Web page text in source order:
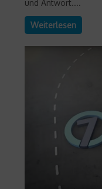
und Antwort....
Weiterlesen